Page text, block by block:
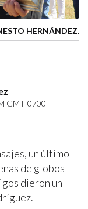
HERNÁNDEZ.
GMT-0700
un último
de globos
dieron un